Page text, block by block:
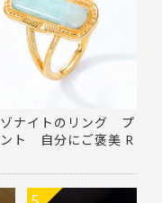
ナイトのリング プ
ント 自分にご褒美 R